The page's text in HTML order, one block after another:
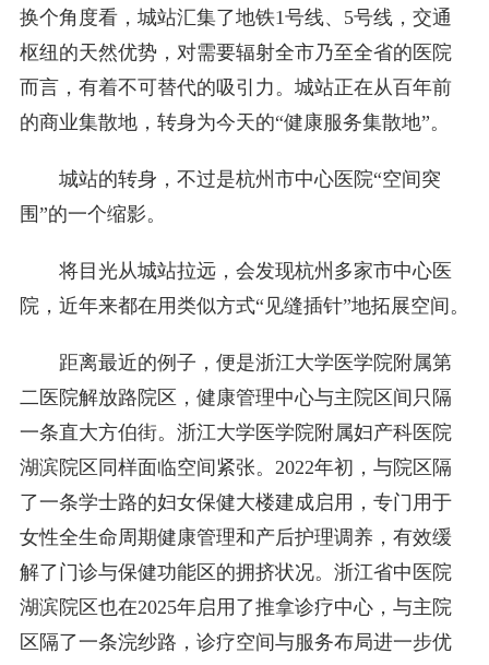
换个角度看，城站汇集了地铁1号线、5号线，交通
枢纽的天然优势，对需要辐射全市乃至全省的医院
而言，有着不可替代的吸引力。城站正在从百年前
的商业集散地，转身为今天的“健康服务集散地”。
城站的转身，不过是杭州市中心医院“空间突
围”的一个缩影。
将目光从城站拉远，会发现杭州多家市中心医
院，近年来都在用类似方式“见缝插针”地拓展空间。
距离最近的例子，便是浙江大学医学院附属第
二医院解放路院区，健康管理中心与主院区间只隔
一条直大方伯街。浙江大学医学院附属妇产科医院
湖滨院区同样面临空间紧张。2022年初，与院区隔
了一条学士路的妇女保健大楼建成启用，专门用于
女性全生命周期健康管理和产后护理调养，有效缓
解了门诊与保健功能区的拥挤状况。浙江省中医院
湖滨院区也在2025年启用了推拿诊疗中心，与主院
区隔了一条浣纱路，诊疗空间与服务布局进一步优